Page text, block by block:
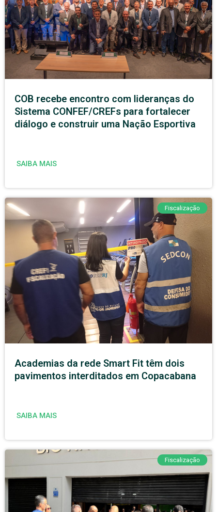
COB recebe encontro com lideranças do
Sistema CONFEF/CREFs para fortalecer
diálogo e construir uma Nação Esportiva
SAIBA MAIS
Fiscalização
Academias da rede Smart Fit têm dois
pavimentos interditados em Copacabana
SAIBA MAIS
Fiscalização